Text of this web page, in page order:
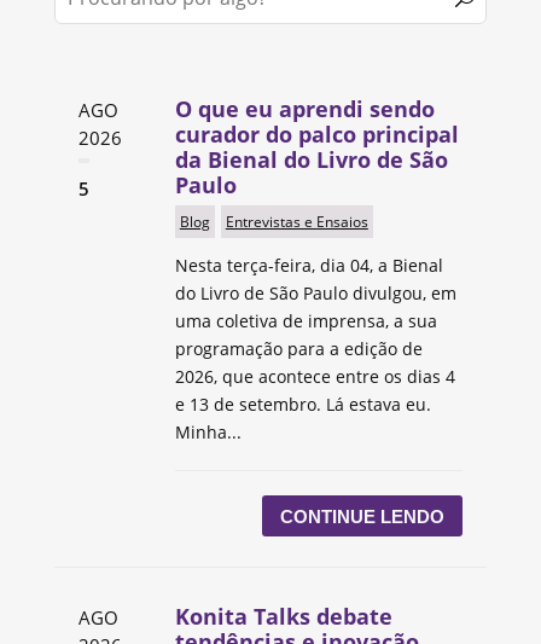
AGO
2026
5
O que eu aprendi sendo
curador do palco principal
da Bienal do Livro de São
Paulo
Blog Entrevistas e Ensaios
Nesta terça-feira, dia 04, a Bienal
do Livro de São Paulo divulgou, em
uma coletiva de imprensa, a sua
programação para a edição de
2026, que acontece entre os dias 4
e 13 de setembro. Lá estava eu.
Minha...
CONTINUE LENDO
AGO
Konita Talks debate